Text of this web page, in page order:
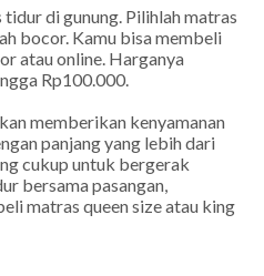
di gunung. Pilihlah matras
bocor. Kamu bisa membeli
atau online. Harganya
Rp100.000.
memberikan kenyamanan
panjang yang lebih dari
cukup untuk bergerak
bersama pasangan,
matras queen size atau king